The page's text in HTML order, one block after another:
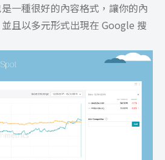
一種很好的內容格式，讓你的內
且以多元形式出現在 Google 搜